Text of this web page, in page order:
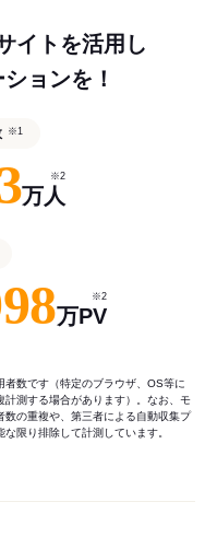
イトを活用し
ョンを！
※1
万人
※2
万PV
※2
数です（特定のブラウザ、OS等に
計測する場合があります）。なお、モ
の重複や、第三者による自動収集プ
限り排除して計測しています。